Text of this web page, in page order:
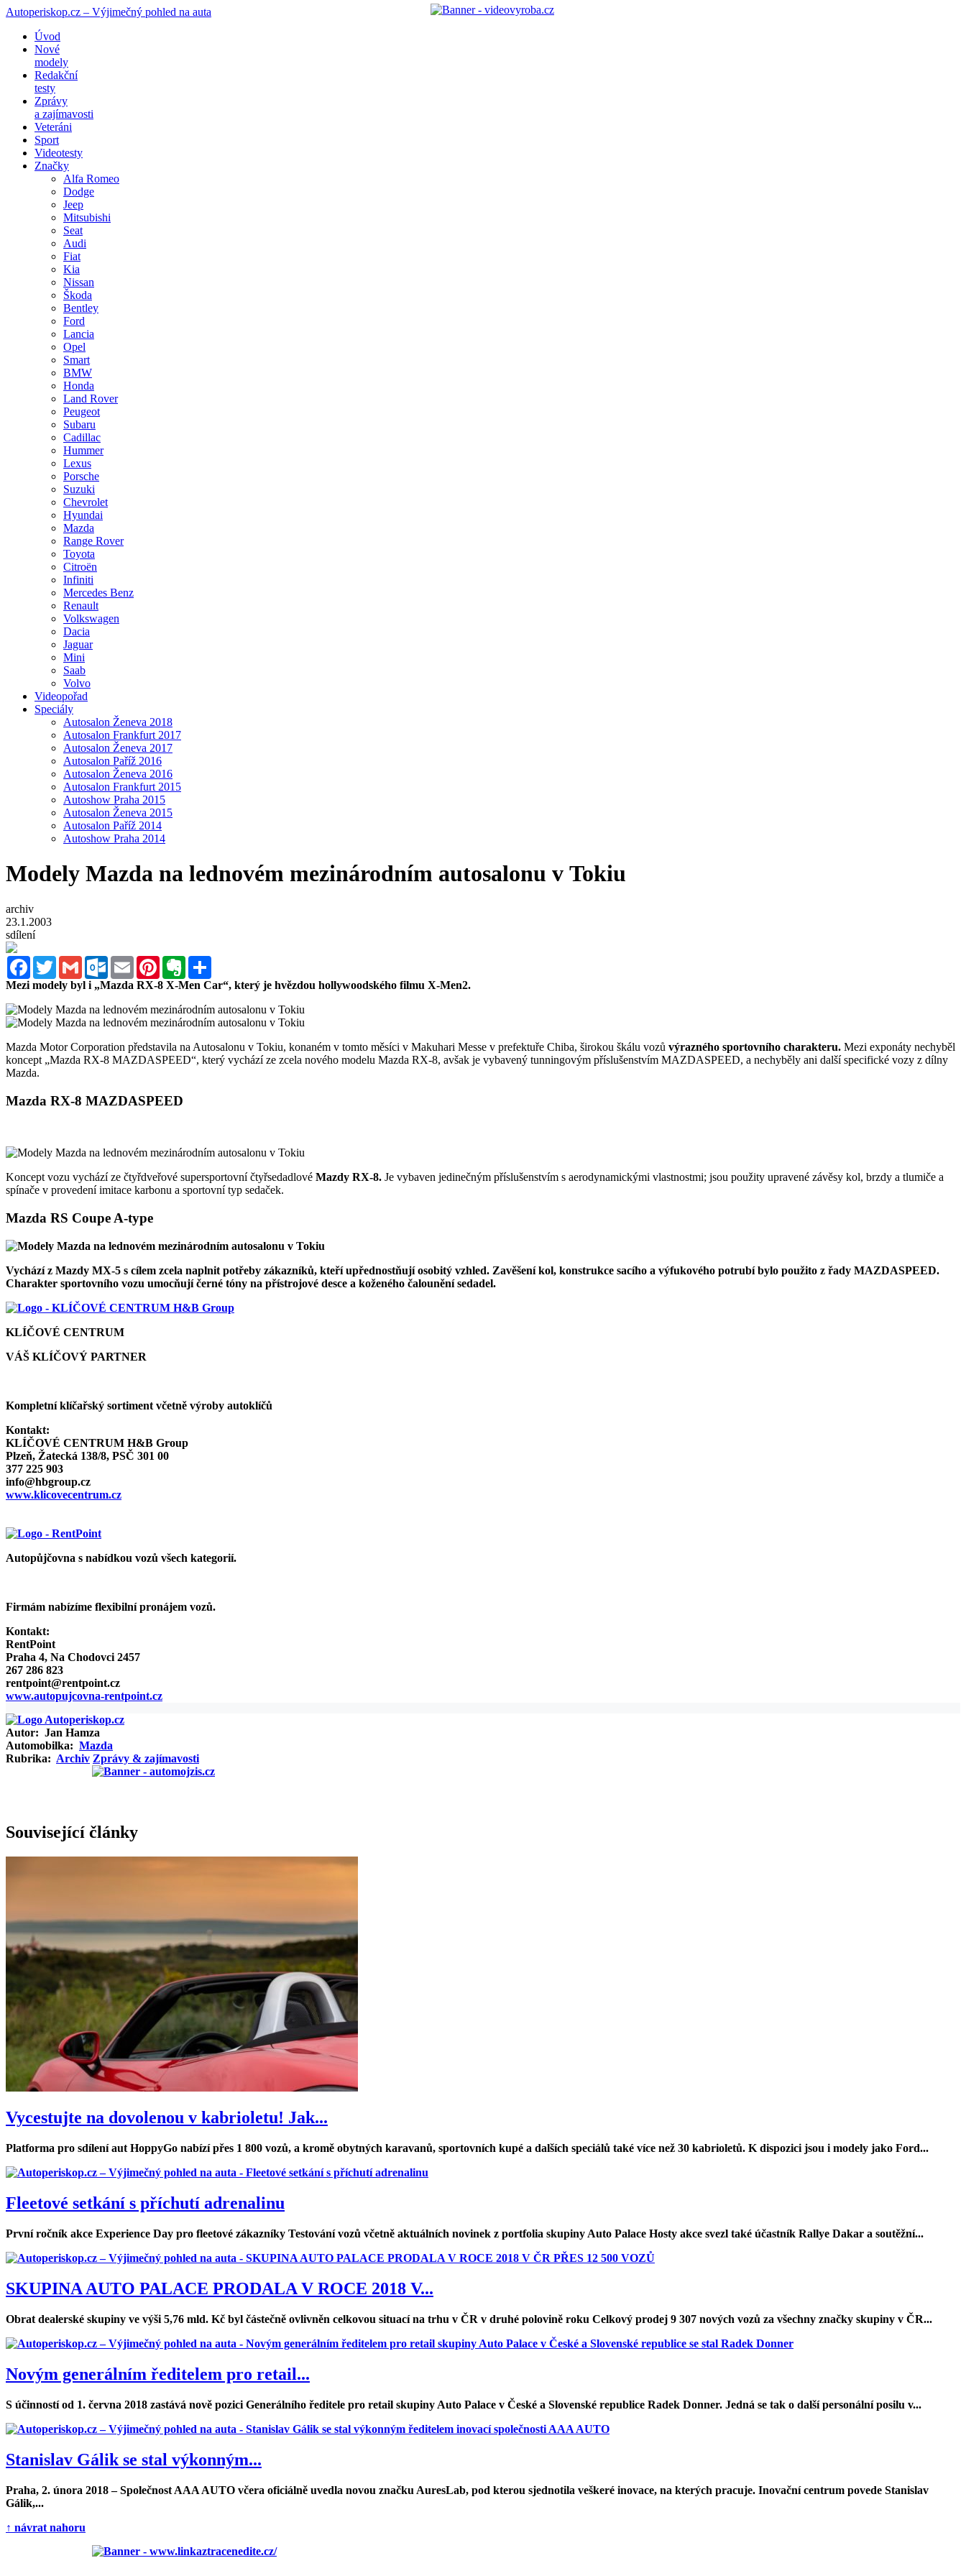
Autoperiskop.cz – Výjimečný pohled na auta
Přejít
obsahu
webu
Úvod
Nové
modely
Redakční
testy
Zprávy
a zajímavosti
Veteráni
Sport
Videotesty
Značky
Alfa Romeo
Dodge
Jeep
Mitsubishi
Seat
Audi
Fiat
Kia
Nissan
Škoda
Bentley
Ford
Lancia
Opel
Smart
BMW
Honda
Land Rover
Peugeot
Subaru
Cadillac
Hummer
Lexus
Porsche
Suzuki
Chevrolet
Hyundai
Mazda
Range Rover
Toyota
Citroën
Infiniti
Mercedes Benz
Renault
Volkswagen
Dacia
Jaguar
Mini
Saab
Volvo
Videopořad
Speciály
Autosalon Ženeva 2018
Autosalon Frankfurt 2017
Autosalon Ženeva 2017
Autosalon Paříž 2016
Autosalon Ženeva 2016
Autosalon Frankfurt 2015
Autoshow Praha 2015
Autosalon Ženeva 2015
Autosalon Paříž 2014
Autoshow Praha 2014
Modely Mazda na lednovém mezinárodním autosalonu v Tokiu
archiv
23.1.2003
sdílení
FacebookTwitterGmail Outlook.com
Email PinterestEvernote
Mezi modely byl i „Mazda RX-8 X-Men Car“, který je hvězdou hollywoodského filmu X-Men2.
Mazda Motor Corporation představila na Autosalonu v Tokiu, konaném v tomto měsíci v Makuhari Messe v prefektuře Chiba, širokou škálu vozů výrazného sportovního charakteru. Mezi exponáty nechyběl
koncept „Mazda RX-8 MAZDASPEED“, který vychází ze zcela nového modelu Mazda RX-8, avšak je vybavený tunningovým příslušenstvím MAZDASPEED, a nechyběly ani další specifické vozy z dílny
Mazda.
Mazda RX-8 MAZDASPEED
Koncept vozu vychází ze čtyřdveřové supersportovní čtyřsedadlové Mazdy RX-8. Je vybaven jedinečným příslušenstvím s aerodynamickými vlastnostmi; jsou použity upravené závěsy kol, brzdy a tlumiče a
spínače v provedení imitace karbonu a sportovní typ sedaček.
Mazda RS Coupe A-type
Vychází z Mazdy MX-5 s cílem zcela naplnit potřeby zákazníků, kteří upřednostňují osobitý vzhled. Zavěšení kol, konstrukce sacího a výfukového potrubí bylo použito z řady MAZDASPEED.
Charakter sportovního vozu umocňují černé tóny na přístrojové desce a koženého čalounění sedadel.
KLÍČOVÉ CENTRUM
VÁŠ KLÍČOVÝ PARTNER
Kompletní klíčařský sortiment včetně výroby autoklíčů
Kontakt:
KLÍČOVÉ CENTRUM H&B Group
Plzeň, Žatecká 138/8, PSČ 301 00
377 225 903
info@hbgroup.cz
www.klicovecentrum.cz
Autopůjčovna s nabídkou vozů všech kategorií.
Firmám nabízíme flexibilní pronájem vozů.
Kontakt:
RentPoint
Praha 4, Na Chodovci 2457
267 286 823
rentpoint@rentpoint.cz
www.autopujcovna-rentpoint.cz
Autor: Jan Hamza
Automobilka: Mazda
Rubrika: Archiv Zprávy & zajímavosti
Související články
Vycestujte na dovolenou v kabrioletu! Jak...
Platforma pro sdílení aut HoppyGo nabízí přes 1 800 vozů, a kromě obytných karavanů, sportovních kupé a dalších speciálů také více než 30 kabrioletů. K dispozici jsou i modely jako Ford...
Fleetové setkání s příchutí adrenalinu
První ročník akce Experience Day pro fleetové zákazníky Testování vozů včetně aktuálních novinek z portfolia skupiny Auto Palace Hosty akce svezl také účastník Rallye Dakar a soutěžní...
SKUPINA AUTO PALACE PRODALA V ROCE 2018 V...
Obrat dealerské skupiny ve výši 5,76 mld. Kč byl částečně ovlivněn celkovou situací na trhu v ČR v druhé polovině roku Celkový prodej 9 307 nových vozů za všechny značky skupiny v ČR...
Novým generálním ředitelem pro retail...
S účinností od 1. června 2018 zastává nově pozici Generálního ředitele pro retail skupiny Auto Palace v České a Slovenské republice Radek Donner. Jedná se tak o další personální posilu v...
Stanislav Gálik se stal výkonným...
Praha, 2. února 2018 – Společnost AAA AUTO včera oficiálně uvedla novou značku AuresLab, pod kterou sjednotila veškeré inovace, na kterých pracuje. Inovační centrum povede Stanislav
Gálik,...
↑ návrat nahoru